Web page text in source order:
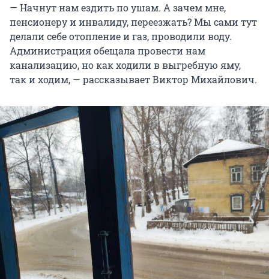
— Начнут нам ездить по ушам. А зачем мне,
пенсионеру и инвалиду, переезжать? Мы сами тут
делали себе отопление и газ, проводили воду.
Администрация обещала провести нам
канализацию, но как ходили в выгребную яму,
так и ходим, — рассказывает Виктор Михайлович.